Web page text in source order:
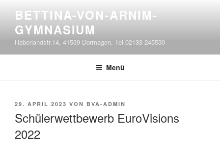
springen
BETTINA-VON-ARNIM-
GYMNASIUM
Haberlandstr.14, 41539 Dormagen, Tel.02133-245530
Menü
VERÖFFENTLICHT
29. APRIL 2023 VON BVA-ADMIN
Schülerwettbewerb EuroVisions
2022